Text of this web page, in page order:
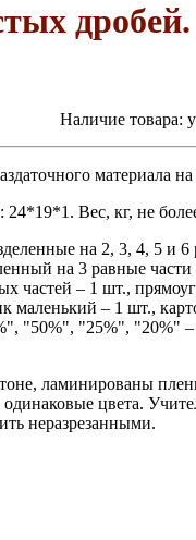
Наличие товара:
материала
Вес, кг, не
на 2, 3, 4, 5 и
на 3 равные
частей – 1 шт.,
маленький – 1 шт.,
"25%", "20%" –
ламинированы
цвета.
неразрезанными.